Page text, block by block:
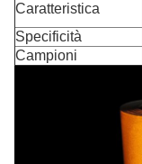
Caratteristica
Specificità
Campioni